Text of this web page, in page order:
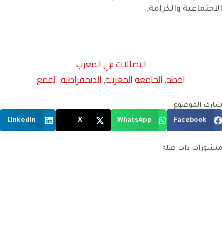
الاجتماعية والكرامة.
النضالات في المغرب
اةطم, الجامعة المغربية, الديمقراطية, القمع
شارك الموضوع
Facebook
WhatsApp
X
LinkedIn
منشورات ذات صلة